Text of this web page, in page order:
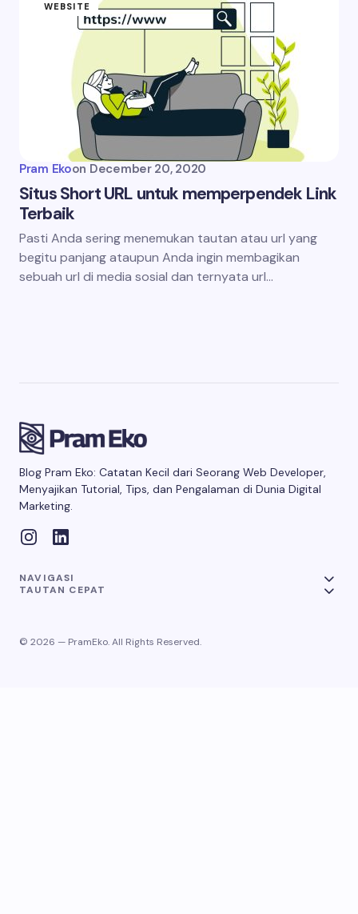
WEBSITE
Pram Ekoon December 20, 2020
Situs Short URL untuk memperpendek Link
Terbaik
Pasti Anda sering menemukan tautan atau url yang
begitu panjang ataupun Anda ingin membagikan
sebuah url di media sosial dan ternyata url…
Blog Pram Eko: Catatan Kecil dari Seorang Web Developer,
Menyajikan Tutorial, Tips, dan Pengalaman di Dunia Digital
Marketing.
NAVIGASI
TAUTAN CEPAT
© 2026 — PramEko. All Rights Reserved.